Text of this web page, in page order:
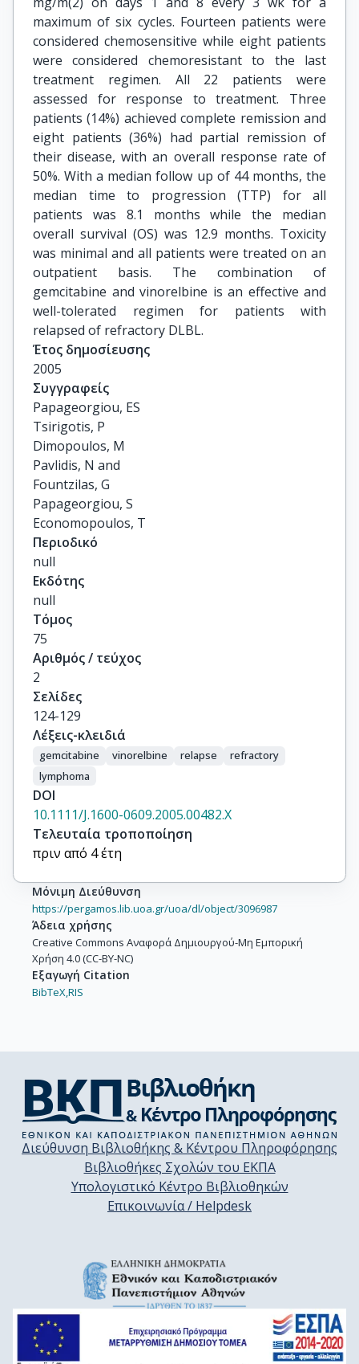
maximum of six cycles. Fourteen patients were
considered chemosensitive while eight patients
were considered chemoresistant to the last
treatment regimen. All 22 patients were
assessed for response to treatment. Three
patients (14%) achieved complete remission and
eight patients (36%) had partial remission of
their disease, with an overall response rate of
50%. With a median follow up of 44 months, the
median time to progression (TTP) for all
patients was 8.1 months while the median
overall survival (OS) was 12.9 months. Toxicity
was minimal and all patients were treated on an
outpatient basis. The combination of
gemcitabine and vinorelbine is an effective and
well-tolerated regimen for patients with
relapsed of refractory DLBL.
Έτος δημοσίευσης
2005
Συγγραφείς
Papageorgiou, ES
Tsirigotis, P
Dimopoulos, M
Pavlidis, N and
Fountzilas, G
Papageorgiou, S
Economopoulos, T
Περιοδικό
null
Εκδότης
null
Τόμος
75
Αριθμός / τεύχος
2
Σελίδες
124-129
Λέξεις-κλειδιά
gemcitabine vinorelbine relapse
refractory
lymphoma
DOI
10.1111/J.1600-0609.2005.00482.X
Τελευταία τροποποίηση
πριν από 4 έτη
Μόνιμη Διεύθυνση
https://pergamos.lib.uoa.gr/uoa/dl/object/3096987
Άδεια χρήσης
Creative Commons Αναφορά Δημιουργού-Μη Εμπορική
Χρήση 4.0 (CC-BY-NC)
Εξαγωγή Citation
BibTeX,RIS
Διεύθυνση Βιβλιοθήκης & Κέντρου Πληροφόρησης
Βιβλιοθήκες Σχολών του ΕΚΠΑ
Υπολογιστικό Κέντρο Βιβλιοθηκών
Επικοινωνία / Helpdesk